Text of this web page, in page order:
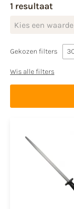
1 resultaat
Kies een waarde
Gekozen filters
Wis alle filters